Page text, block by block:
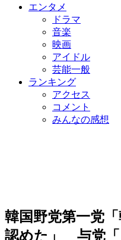
エンタメ
ドラマ
音楽
映画
アイドル
芸能一般
ランキング
アクセス
コメント
みんなの感想
韓国野党第一党
認めた」 与党「